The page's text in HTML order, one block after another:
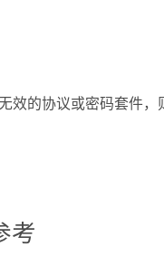
效的协议或密码套件，
考